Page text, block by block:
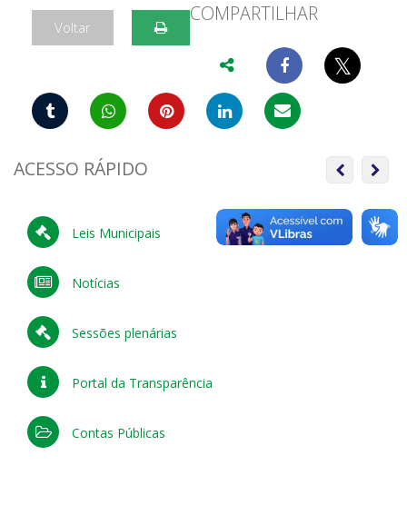
Voltar
COMPARTILHAR
𝕏
ACESSO RÁPIDO Anterior
Leis Municipais
Notícias
Sessões plenárias
Portal da Transparência
Contas Públicas